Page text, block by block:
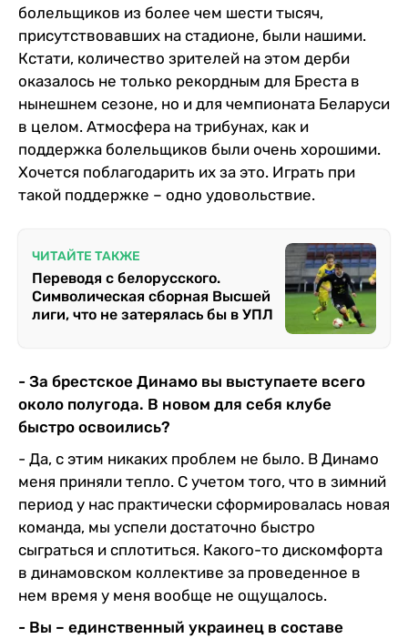
болельщиков из более чем шести тысяч,
присутствовавших на стадионе, были нашими.
Кстати, количество зрителей на этом дерби
оказалось не только рекордным для Бреста в
нынешнем сезоне, но и для чемпионата Беларуси
в целом. Атмосфера на трибунах, как и
поддержка болельщиков были очень хорошими.
Хочется поблагодарить их за это. Играть при
такой поддержке – одно удовольствие.
ЧИТАЙТЕ ТАКЖЕ
Переводя с белорусского.
Символическая сборная Высшей
лиги, что не затерялась бы в УПЛ
- За брестское Динамо вы выступаете всего
около полугода. В новом для себя клубе
быстро освоились?
- Да, с этим никаких проблем не было. В Динамо
меня приняли тепло. С учетом того, что в зимний
период у нас практически сформировалась новая
команда, мы успели достаточно быстро
сыграться и сплотиться. Какого-то дискомфорта
в динамовском коллективе за проведенное в
нем время у меня вообще не ощущалось.
- Вы – единственный украинец в составе